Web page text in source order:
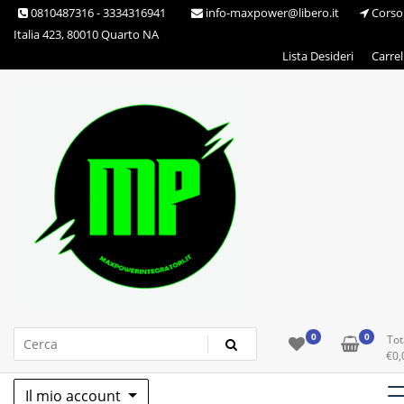
Skip 0810487316 - 3334316941 info-maxpower@libero.it
Corso
Italia 423, 80010 Quarto NA
Lista Desideri
Max Power Integratori 0 0
€
Il mio account